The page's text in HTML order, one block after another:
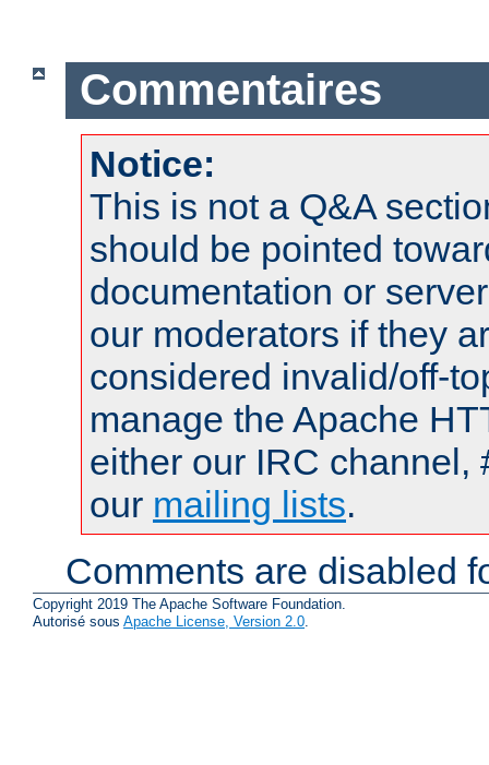
Commentaires
Notice:
This is not a Q&A
should be pointed
documentation or
our moderators if they
considered invalid/off-
manage the Apache
either our IRC channel,
our mailing lists.
Comments are disabled
Copyright 2019 The Apache Software Foundation.
Autorisé sous Apache License, Version 2.0.